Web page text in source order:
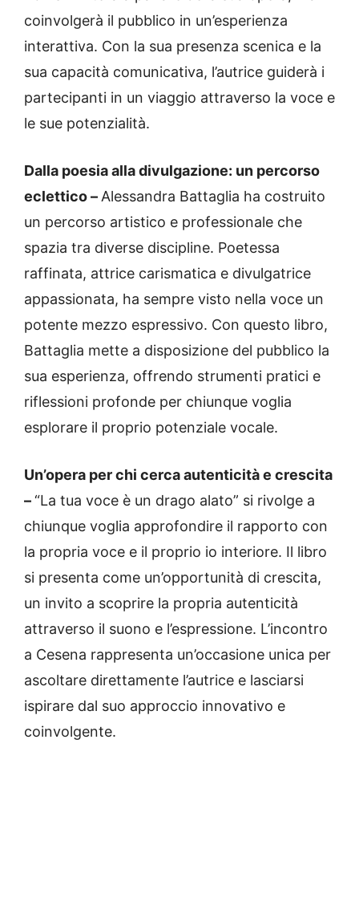
coinvolgerà il pubblico in un’esperienza
interattiva. Con la sua presenza scenica e la
sua capacità comunicativa, l’autrice guiderà i
partecipanti in un viaggio attraverso la voce e
le sue potenzialità.
Dalla poesia alla divulgazione: un percorso
eclettico – Alessandra Battaglia ha costruito
un percorso artistico e professionale che
spazia tra diverse discipline. Poetessa
raffinata, attrice carismatica e divulgatrice
appassionata, ha sempre visto nella voce un
potente mezzo espressivo. Con questo libro,
Battaglia mette a disposizione del pubblico la
sua esperienza, offrendo strumenti pratici e
riflessioni profonde per chiunque voglia
esplorare il proprio potenziale vocale.
Un’opera per chi cerca autenticità e crescita
–“La tua voce è un drago alato” si rivolge a
chiunque voglia approfondire il rapporto con
la propria voce e il proprio io interiore. Il libro
si presenta come un’opportunità di crescita,
un invito a scoprire la propria autenticità
attraverso il suono e l’espressione. L’incontro
a Cesena rappresenta un’occasione unica per
ascoltare direttamente l’autrice e lasciarsi
ispirare dal suo approccio innovativo e
coinvolgente.